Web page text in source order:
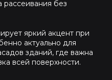
рассеивания без
яркий акцент при
актуально для
зданий, где важна
всей поверхности.